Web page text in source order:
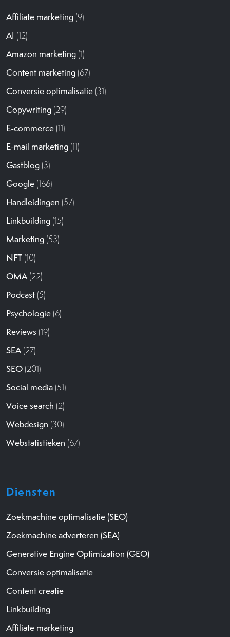
Affiliate marketing (9)
AI (12)
Amazon marketing (1)
Content marketing (67)
Conversie optimalisatie (31)
Copywriting (29)
E-commerce (11)
E-mail marketing (11)
Gastblog (3)
Google (166)
Handleidingen (57)
Linkbuilding (15)
Marketing (53)
NFT (10)
OMA(22)
Podcast (5)
Psychologie (6)
Reviews (19)
SEA(27)
SEO (201)
Social media (51)
Voice search (2)
Webdesign (30)
Webstatistieken (67)
Diensten
Zoekmachine optimalisatie (SEO)
Zoekmachine adverteren (SEA)
Generative Engine Optimization (GEO)
Conversie optimalisatie
Content creatie
Linkbuilding
Affiliate marketing